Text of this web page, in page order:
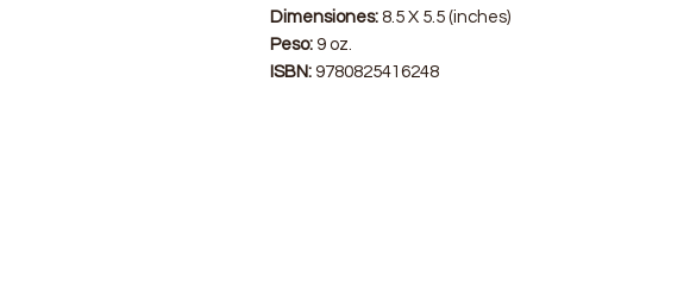
Dimensiones: 8.5 X 5.5 (inches)
Peso: 9 oz.
ISBN: 9780825416248